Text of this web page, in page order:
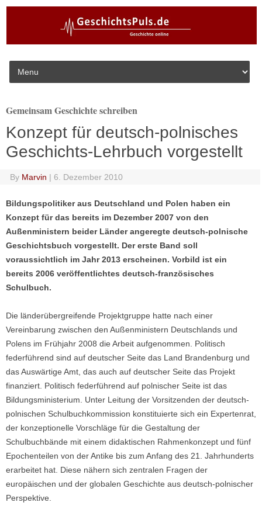
Skip to content
Gemeinsam Geschichte schreiben
Konzept für deutsch-polnisches
Geschichts-Lehrbuch vorgestellt
By Marvin | 6. Dezember 2010
Bildungspolitiker aus Deutschland und Polen haben ein
Konzept für das bereits im Dezember 2007 von den
Außenministern beider Länder angeregte deutsch-polnische
Geschichtsbuch vorgestellt. Der erste Band soll
voraussichtlich im Jahr 2013 erscheinen. Vorbild ist ein
bereits 2006 veröffentlichtes deutsch-französisches
Schulbuch.
Die länderübergreifende Projektgruppe hatte nach einer
Vereinbarung zwischen den Außenministern Deutschlands und
Polens im Frühjahr 2008 die Arbeit aufgenommen. Politisch
federführend sind auf deutscher Seite das Land Brandenburg und
das Auswärtige Amt, das auch auf deutscher Seite das Projekt
finanziert. Politisch federführend auf polnischer Seite ist das
Bildungsministerium. Unter Leitung der Vorsitzenden der deutsch-
polnischen Schulbuchkommission konstituierte sich ein Expertenrat,
der konzeptionelle Vorschläge für die Gestaltung der
Schulbuchbände mit einem didaktischen Rahmenkonzept und fünf
Epochenteilen von der Antike bis zum Anfang des 21. Jahrhunderts
erarbeitet hat. Diese nähern sich zentralen Fragen der
europäischen und der globalen Geschichte aus deutsch-polnischer
Perspektive.